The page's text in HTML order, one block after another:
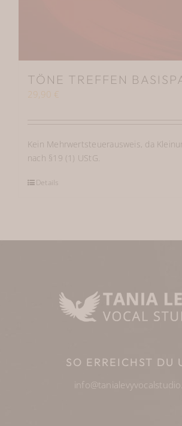
TÖNE TREFFEN
29,90 €
Kein Mehrwertsteuerausweis, da
nach §19 (1) UStG.
Details
SO ERREICHST DU